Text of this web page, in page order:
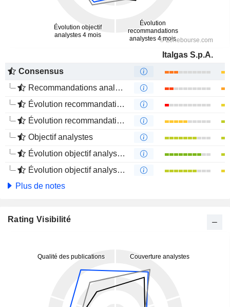
Italgas S.p.A.
Consensus
Recommandations analystes
Évolution recommandations analystes 1 an
Évolution recommandations analystes 4 mois
Objectif analystes
Évolution objectif analystes 1 an
Évolution objectif analystes 4 mois
Plus de notes
Rating Visibilité